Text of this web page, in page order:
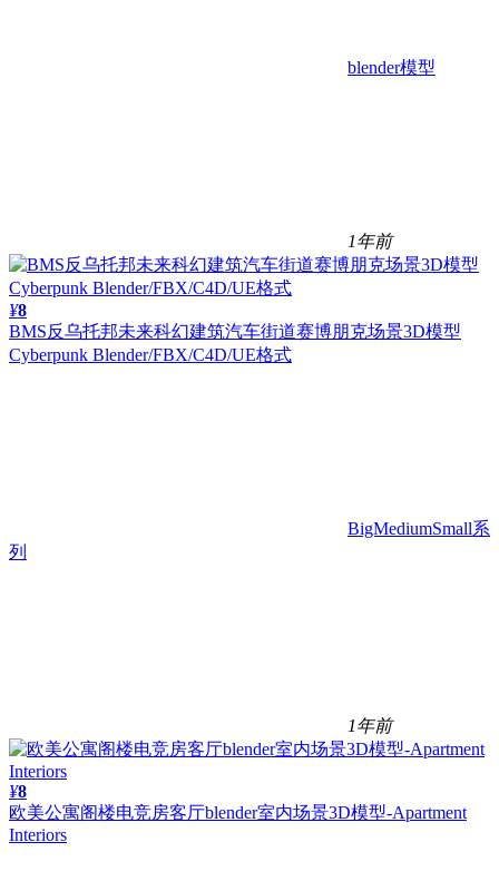
blender模型
1年前
¥8
BMS反乌托邦未来科幻建筑汽车街道赛博朋克场景3D模型
Cyberpunk Blender/FBX/C4D/UE格式
BigMediumSmall系
列
1年前
¥8
欧美公寓阁楼电竞房客厅blender室内场景3D模型-Apartment
Interiors